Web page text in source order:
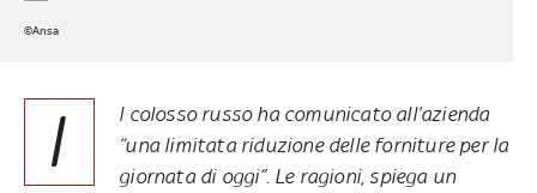
©Ansa
I
l colosso russo ha comunicato all’azienda
“una limitata riduzione delle forniture per la
giornata di oggi”. Le ragioni, spiega un